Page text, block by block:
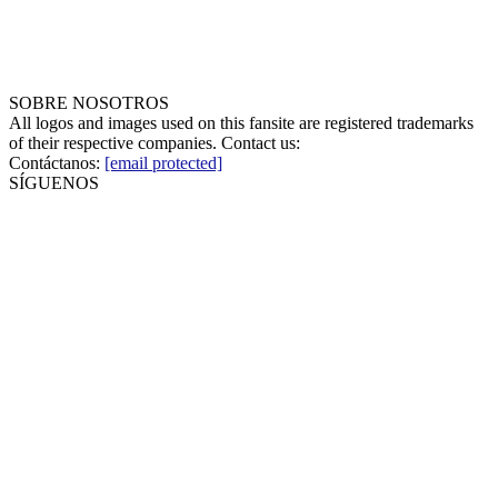
SOBRE NOSOTROS
All logos and images used on this fansite are registered trademarks
of their respective companies. Contact us:
Contáctanos: [email protected]
SÍGUENOS